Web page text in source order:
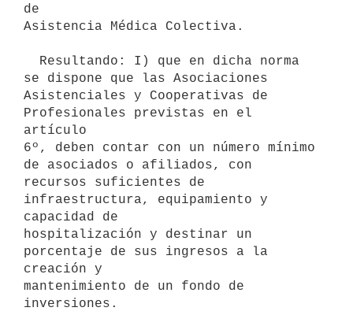
de
Asistencia Médica Colectiva.
se dispone que las Asociaciones
Asistenciales y Cooperativas de
Profesionales previstas en el
artículo
6º, deben contar con un número mínimo
de asociados o afiliados, con
recursos suficientes de
infraestructura, equipamiento y
capacidad de
hospitalización y destinar un
porcentaje de sus ingresos a la
creación y
mantenimiento de un fondo de
inversiones.